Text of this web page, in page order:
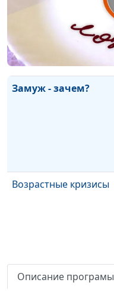
Замуж - зачем?
Возрастные кризисы
Искусство любить
Описание програмы